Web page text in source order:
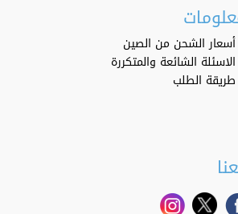
أسعار الشحن من الصين
الاسئلة الشائعة والمتكررة
طريقة الطلب